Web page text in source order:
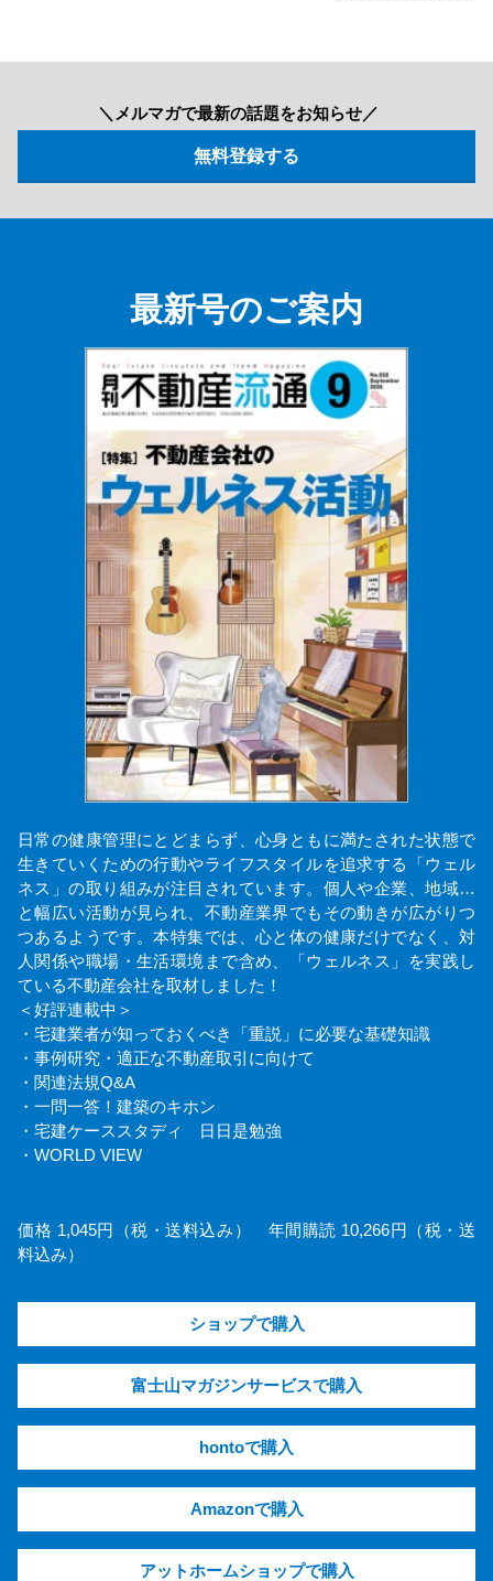
＼メルマガで最新の話題をお知らせ／
最新号のご案内
日常の健康管理にとどまらず、心身ともに満たされた状態で
生きていくための行動やライフスタイルを追求する「ウェル
ネス」の取り組みが注目されています。個人や企業、地域…
と幅広い活動が見られ、不動産業界でもその動きが広がりつ
つあるようです。本特集では、心と体の健康だけでなく、対
人関係や職場・生活環境まで含め、「ウェルネス」を実践し
ている不動産会社を取材しました！
＜好評連載中＞
・宅建業者が知っておくべき「重説」に必要な基礎知識
・事例研究・適正な不動産取引に向けて
・関連法規Q&A
・一問一答！建築のキホン
・宅建ケーススタディ 日日是勉強
・WORLD VIEW
価格 1,045円（税・送料込み） 年間購読 10,266円（税・送
料込み）
ショップで購入
富士山マガジンサービスで購入
hontoで購入
Amazonで購入
アットホームショップで購入